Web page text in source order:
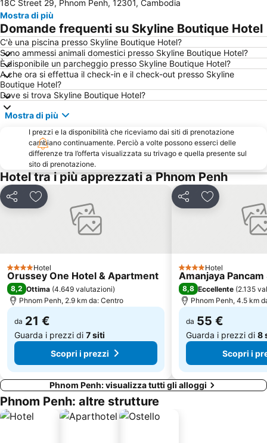
18C Street 29, Phnom Penh, 12301, Cambodia
Mostra di più
Domande frequenti su Skyline Boutique Hotel
C'è una piscina presso Skyline Boutique Hotel?
Sono ammessi animali domestici presso Skyline Boutique Hotel?
È disponibile un parcheggio presso Skyline Boutique Hotel?
A che ora si effettua il check-in e il check-out presso Skyline
Boutique Hotel?
Dove si trova Skyline Boutique Hotel?
Mostra di più
I prezzi e la disponibilità che riceviamo dai siti di prenotazione
cambiano continuamente. Perciò a volte possono esserci delle
differenze tra l’offerta visualizzata su trivago e quella presente sul
sito di prenotazione.
Hotel tra i più apprezzati a Phnom Penh
CondividiAggiungi ai preferiti
4 StelleHotel
Orussey One Hotel & Apartment
8,2 Ottima (4.649 valutazioni)
Phnom Penh, 2.9 km da: Centro
da 21 €
Guarda i prezzi di 7 siti
Scopri i prezzi
CondividiAggiungi ai
4 StelleHotel
Amanjaya
8,8 Eccellente (2.135
Phnom Penh, 4.5 km
da 55 €
Guarda i prezzi di 8
Scopri i
Phnom Penh: visualizza tutti gli alloggi
Phnom Penh: altre strutture